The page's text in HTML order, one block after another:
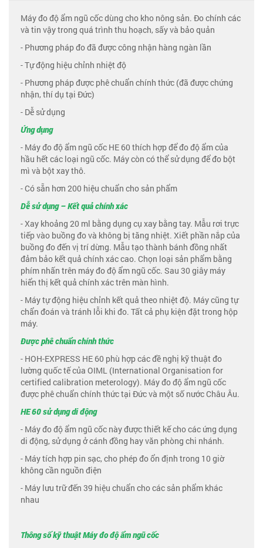
Máy đo độ ẩm ngũ cốc dùng cho kho nông sản. Đo chính các
và tin vậy trong quá trình thu hoạch, sấy và bảo quản
- Phương pháp đo đã được công nhận hàng ngàn lần
- Tự động hiệu chỉnh nhiệt độ
- Phương pháp được phê chuẩn chính thức (đã được chứng
nhận, thí dụ tại Đức)
- Dễ sử dụng
Ứng dụng
- Máy đo độ ẩm ngũ cốc HE 60 thích hợp để đo độ ẩm của
hầu hết các loại ngũ cốc. Máy còn có thể sử dụng để đo bột
mì và bột xay thô.
- Có sẵn hơn 200 hiệu chuẩn cho sản phẩm
Dễ sử dụng – Kết quả chính xác
- Xay khoảng 20 ml bằng dụng cụ xay bằng tay. Mẫu rơi trực
tiếp vào buồng đo và không bị tăng nhiệt. Xiết phần nắp của
buồng đo đến vị trí dừng. Mẫu tạo thành bánh đồng nhất
đảm bảo kết quả chính xác cao. Chọn loại sản phẩm bằng
phím nhấn trên máy đo độ ẩm ngũ cốc. Sau 30 giây máy
hiển thị kết quả chính xác trên màn hình.
- Máy tự động hiệu chỉnh kết quả theo nhiệt độ. Máy cũng tự
chẩn đoán và tránh lỗi khi đo. Tất cả phụ kiện đặt trong hộp
máy.
Được phê chuẩn chính thức
- HOH-EXPRESS HE 60 phù hợp các đề nghị kỹ thuật đo
lường quốc tế của OIML (International Organisation for
certified calibration meterology). Máy đo độ ẩm ngũ cốc
được phê chuẩn chính thức tại Đức và một số nước Châu Âu.
HE 60 sử dụng di động
- Máy đo độ ẩm ngũ cốc này được thiết kế cho các ứng dụng
di động, sử dụng ở cánh đồng hay văn phòng chi nhánh.
- Máy tích hợp pin sạc, cho phép đo ổn định trong 10 giờ
không cần nguồn điện
- Máy lưu trữ đến 39 hiệu chuẩn cho các sản phẩm khác
nhau
Thông số kỹ thuật Máy đo độ ẩm ngũ cốc